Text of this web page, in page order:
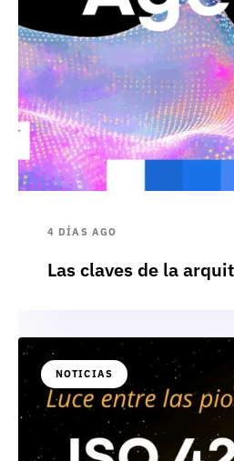
4 DÍAS AGO
Las claves de la
NOTICIAS